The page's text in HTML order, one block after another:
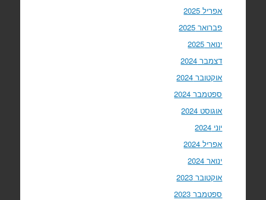
אפריל 2025
פברואר 2025
ינואר 2025
דצמבר 2024
אוקטובר 2024
ספטמבר 2024
אוגוסט 2024
יוני 2024
אפריל 2024
ינואר 2024
אוקטובר 2023
ספטמבר 2023